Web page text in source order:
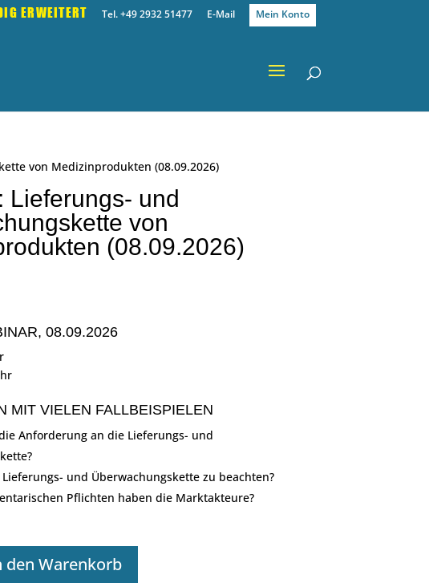
ERWEITERT Tel. +49 2932 51477 E-Mail Mein Konto
von Medizinprodukten (08.09.2026)
Lieferungs- und
von
(08.09.2026)
08.09.2026
MIT VIELEN FALLBEISPIELEN
Anforderung an die Lieferungs- und
und Überwachungskette zu beachten?
Pflichten haben die Marktakteure?
den Warenkorb